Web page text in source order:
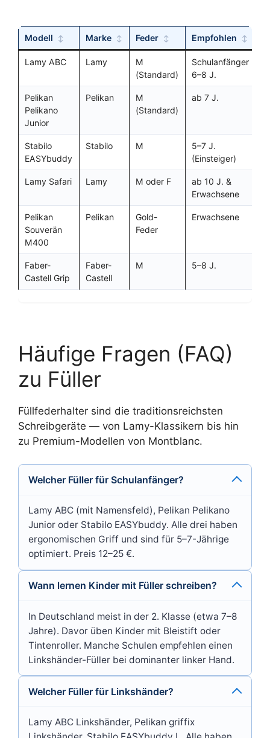
Modell Marke Feder Empfohlen
Lamy ABC Lamy
M
(Standard)
Schulanfänger
6–8 J.
Pelikan
Pelikano
Junior
Pelikan
M
(Standard)
ab 7 J.
Stabilo
EASYbuddy
Stabilo M
5–7 J.
(Einsteiger)
Lamy Safari Lamy M oder F
ab 10 J. &
Erwachsene
Pelikan
Souverän
M400
Pelikan
Gold-
Feder
Erwachsene
Faber-
Castell Grip
Faber-
Castell
M 5–8 J.
Häufige Fragen (FAQ)
zu Füller
Füllfederhalter sind die traditionsreichsten
Schreibgeräte — von Lamy-Klassikern bis hin
zu Premium-Modellen von Montblanc.
Welcher Füller für Schulanfänger?
Lamy ABC (mit Namensfeld), Pelikan Pelikano
Junior oder Stabilo EASYbuddy. Alle drei haben
ergonomischen Griff und sind für 5–7-Jährige
optimiert. Preis 12–25 €.
Wann lernen Kinder mit Füller schreiben?
In Deutschland meist in der 2. Klasse (etwa 7–8
Jahre). Davor üben Kinder mit Bleistift oder
Tintenroller. Manche Schulen empfehlen einen
Linkshänder-Füller bei dominanter linker Hand.
Welcher Füller für Linkshänder?
Lamy ABC Linkshänder, Pelikan griffix